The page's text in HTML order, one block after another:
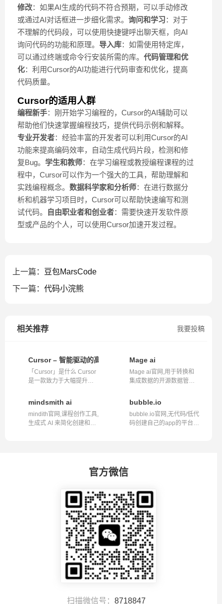
修改：如果AI生成的代码不符合预期，可以手动修改
或通过AI对话框进一步细化需求。 询问和学习：对于
不理解的代码段，可以使用快捷键呼出聊天框，向AI
询问代码的功能和原理。 导入库：如需使用特定库，
可以通过终端或命令行安装所需的库。 代码管理和优
化：利用Cursor的AI功能进行代码审查和优化，提高
代码质量。
Cursor的适用人群
编程新手：刚开始学习编程的，Cursor的AI辅助可以
帮助他们快速掌握编程技巧，提供代码示例和解释。
专业开发者：经验丰富的开发者可以利用Cursor的AI
功能来提高编码效率，自动生成代码片段，检测和修
复Bug。 学生和教师：在学习编程或教授编程课程的过
程中，Cursor可以作为一个强大的工具，帮助理解和
实践编程概念。 数据科学家和分析师：在进行数据分
析和机器学习项目时，Cursor可以帮助快速编写和测
试代码。
自由职业者和创业者：需要快速开发软件原
型或产品的个人，可以使用Cursor加速开发过程。
上一篇：
豆包MarsCode
下一篇： 代码小浣熊
我要投稿
相关推荐
Cursor – 智能驱动的高效AI代码编辑器
「Cursor」是什么 Cursor
是一款致力于大幅提升用
Mage ai
Mage ai官网,用于转换和
集成数据的开源数据管道
mindsmith ai
mindith官网,课程创作工具,
生成式 AI 来简化创建和共
bubble.io
bubble.io官网,无代码/低代
码创建自己的app的平台网
官方微信
扫描微信号： 8718847